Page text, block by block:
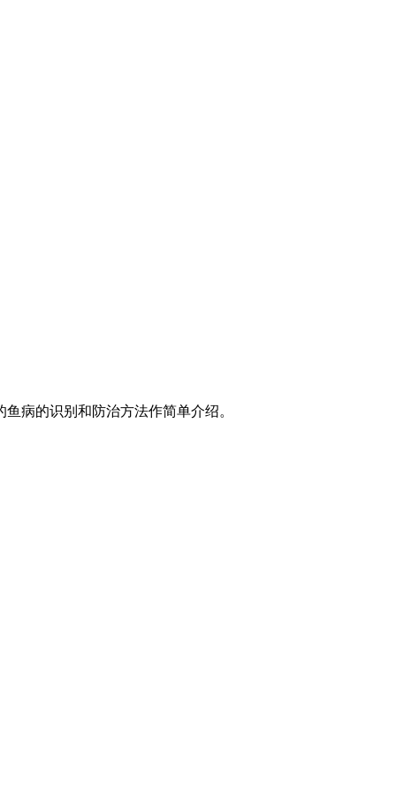
病的识别和防治方法作简单介绍。